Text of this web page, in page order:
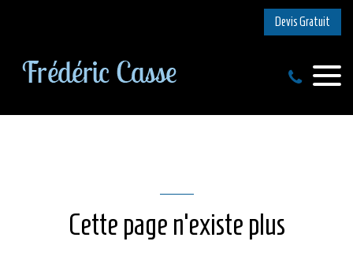
Devis Gratuit
Cette page n’existe plus